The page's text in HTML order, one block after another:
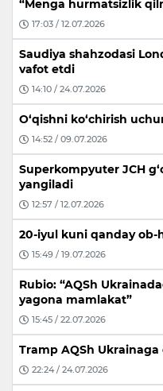
“Menga hurmatsizlik
17:03 / 12.07.2026
Saudiya shahzodasi
vafot etdi
14:10 / 24.07.2026
O‘qishni ko‘chirish
14:52 / 09.07.2026
Superkompyuter JCH
yangiladi
12:57 / 12.07.2026
20-iyul kuni qanday ob-
15:49 / 19.07.2026
Rubio: “AQSh
yagona mamlakat”
15:45 / 22.07.2026
Tramp AQSh
22:24 / 24.07.2026